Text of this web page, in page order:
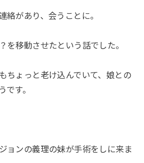
絡があり、会うことに。
を移動させたという話でした。
ちょっと老け込んでいて、娘との
です。
ョンの義理の妹が手術をしに来ま